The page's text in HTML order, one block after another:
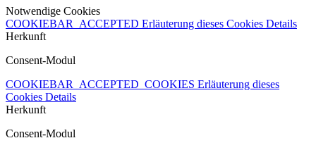
Notwendige Cookies
COOKIEBAR_ACCEPTED Erläuterung dieses Cookies Details
Herkunft
Consent-Modul
COOKIEBAR_ACCEPTED_COOKIES Erläuterung dieses
Cookies Details
Herkunft
Consent-Modul